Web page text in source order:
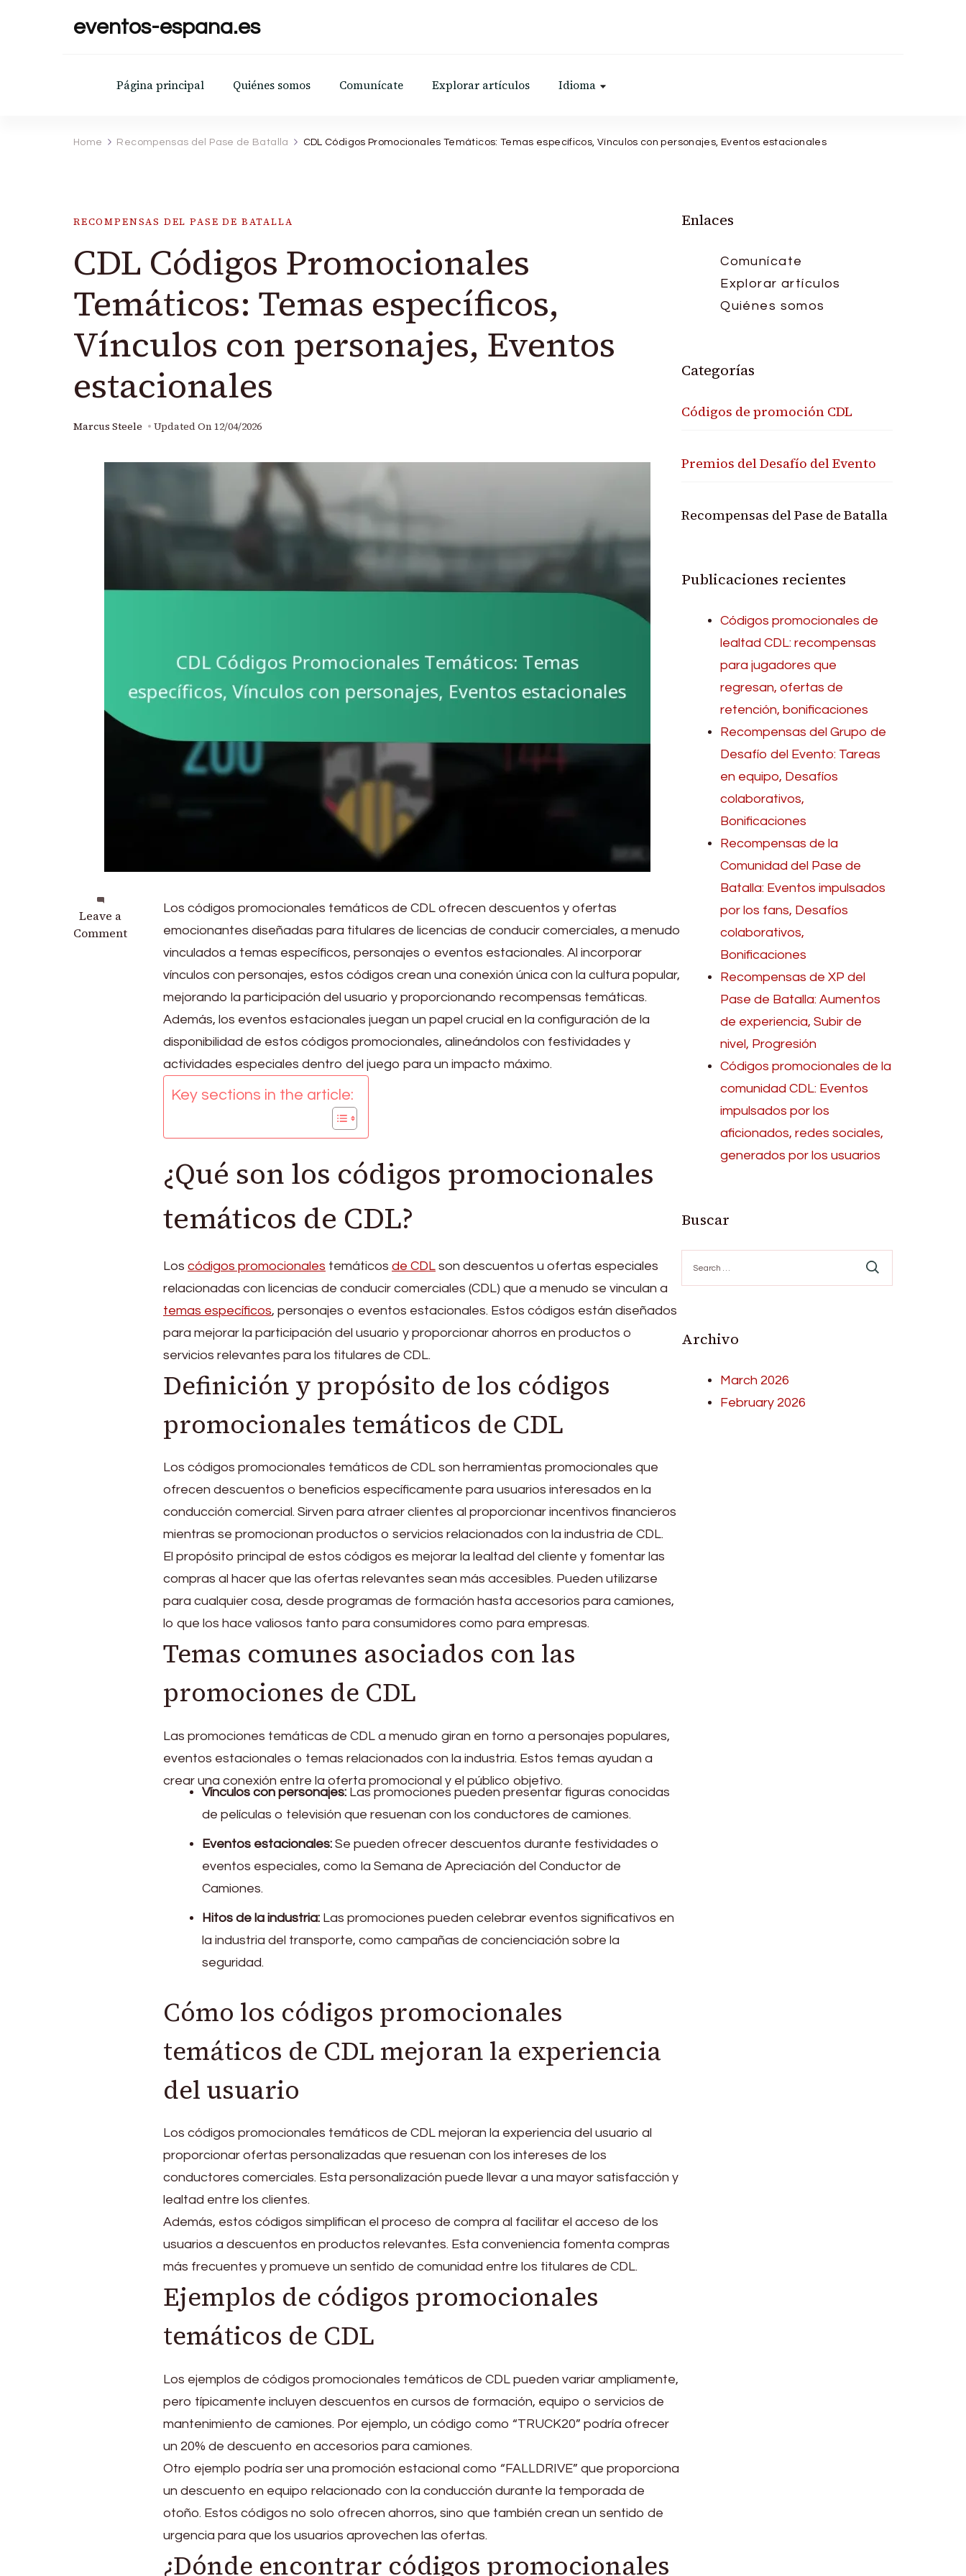
eventos-espana.es
Página principal Quiénes somos Comunícate Explorar artículos Idioma
Home Recompensas del Pase de Batalla CDL Códigos Promocionales Temáticos: Temas específicos, Vínculos con personajes, Eventos estacionales
RECOMPENSAS DEL PASE DE BATALLA
CDL Códigos Promocionales
Temáticos: Temas específicos,
Vínculos con personajes, Eventos
estacionales
Marcus Steele Updated On 12/04/2026
Leave a
Comment
on
CDL
Promocionales
específicos,
Los códigos promocionales temáticos de CDL ofrecen descuentos y ofertas
emocionantes diseñadas para titulares de licencias de conducir comerciales, a menudo
vinculados a temas específicos, personajes o eventos estacionales. Al incorporar
vínculos con personajes, estos códigos crean una conexión única con la cultura popular,
mejorando la participación del usuario y proporcionando recompensas temáticas.
Además, los eventos estacionales juegan un papel crucial en la configuración de la
disponibilidad de estos códigos promocionales, alineándolos con festividades y
actividades especiales dentro del juego para un impacto máximo.
Key sections in the article:
¿Qué son los códigos promocionales
temáticos de CDL?
Los códigos promocionales temáticos de CDL son descuentos u ofertas especiales
relacionadas con licencias de conducir comerciales (CDL) que a menudo se vinculan a
temas específicos, personajes o eventos estacionales. Estos códigos están diseñados
para mejorar la participación del usuario y proporcionar ahorros en productos o
servicios relevantes para los titulares de CDL.
Definición y propósito de los códigos
promocionales temáticos de CDL
Los códigos promocionales temáticos de CDL son herramientas promocionales que
ofrecen descuentos o beneficios específicamente para usuarios interesados en la
conducción comercial. Sirven para atraer clientes al proporcionar incentivos financieros
mientras se promocionan productos o servicios relacionados con la industria de CDL.
El propósito principal de estos códigos es mejorar la lealtad del cliente y fomentar las
compras al hacer que las ofertas relevantes sean más accesibles. Pueden utilizarse
para cualquier cosa, desde programas de formación hasta accesorios para camiones,
lo que los hace valiosos tanto para consumidores como para empresas.
Temas comunes asociados con las
promociones de CDL
Las promociones temáticas de CDL a menudo giran en torno a personajes populares,
eventos estacionales o temas relacionados con la industria. Estos temas ayudan a
crear una conexión entre la oferta promocional y el público objetivo.
Vínculos con personajes: Las promociones pueden presentar figuras conocidas
de películas o televisión que resuenan con los conductores de camiones.
Eventos estacionales: Se pueden ofrecer descuentos durante festividades o
eventos especiales, como la Semana de Apreciación del Conductor de
Camiones.
Hitos de la industria: Las promociones pueden celebrar eventos significativos en
la industria del transporte, como campañas de concienciación sobre la
seguridad.
Cómo los códigos promocionales
temáticos de CDL mejoran la experiencia
del usuario
Los códigos promocionales temáticos de CDL mejoran la experiencia del usuario al
proporcionar ofertas personalizadas que resuenan con los intereses de los
conductores comerciales. Esta personalización puede llevar a una mayor satisfacción y
lealtad entre los clientes.
Además, estos códigos simplifican el proceso de compra al facilitar el acceso de los
usuarios a descuentos en productos relevantes. Esta conveniencia fomenta compras
más frecuentes y promueve un sentido de comunidad entre los titulares de CDL.
Ejemplos de códigos promocionales
temáticos de CDL
Los ejemplos de códigos promocionales temáticos de CDL pueden variar ampliamente,
pero típicamente incluyen descuentos en cursos de formación, equipo o servicios de
mantenimiento de camiones. Por ejemplo, un código como “TRUCK20” podría ofrecer
un 20% de descuento en accesorios para camiones.
Otro ejemplo podría ser una promoción estacional como “FALLDRIVE” que proporciona
un descuento en equipo relacionado con la conducción durante la temporada de
otoño. Estos códigos no solo ofrecen ahorros, sino que también crean un sentido de
urgencia para que los usuarios aprovechen las ofertas.
¿Dónde encontrar códigos promocionales
Enlaces
Comunícate
Explorar artículos
Quiénes somos
Categorías
Códigos de promoción CDL
Premios del Desafío del Evento
Recompensas del Pase de Batalla
Publicaciones recientes
Códigos promocionales de
lealtad CDL: recompensas
para jugadores que
regresan, ofertas de
retención, bonificaciones
Recompensas del Grupo de
Desafío del Evento: Tareas
en equipo, Desafíos
colaborativos,
Bonificaciones
Recompensas de la
Comunidad del Pase de
Batalla: Eventos impulsados
por los fans, Desafíos
colaborativos,
Bonificaciones
Recompensas de XP del
Pase de Batalla: Aumentos
de experiencia, Subir de
nivel, Progresión
Códigos promocionales de la
comunidad CDL: Eventos
impulsados por los
aficionados, redes sociales,
generados por los usuarios
Buscar
for:
Archivo
March 2026
February 2026